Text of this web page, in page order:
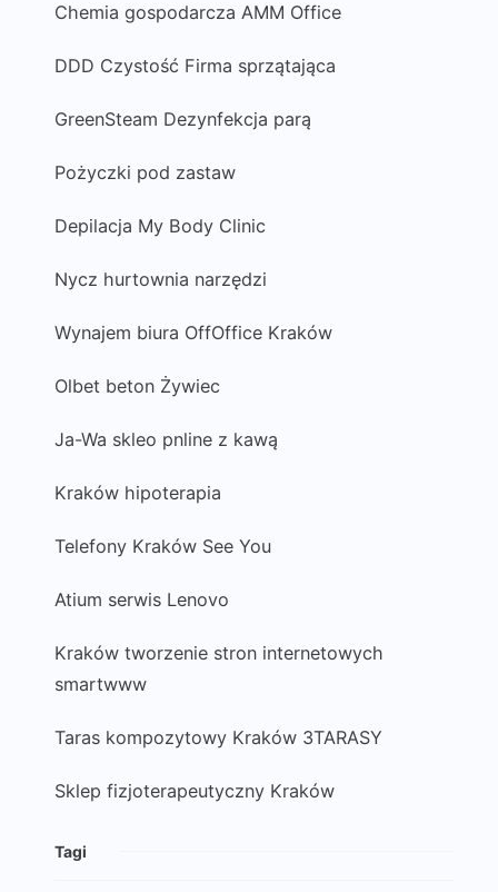
Chemia gospodarcza AMM Office
DDD Czystość Firma sprzątająca
GreenSteam Dezynfekcja parą
Pożyczki pod zastaw
Depilacja My Body Clinic
Nycz hurtownia narzędzi
Wynajem biura OffOffice Kraków
Olbet beton Żywiec
Ja-Wa skleo pnline z kawą
Kraków hipoterapia
Telefony Kraków See You
Atium serwis Lenovo
Kraków tworzenie stron internetowych
smartwww
Taras kompozytowy Kraków 3TARASY
Sklep fizjoterapeutyczny Kraków
Tagi